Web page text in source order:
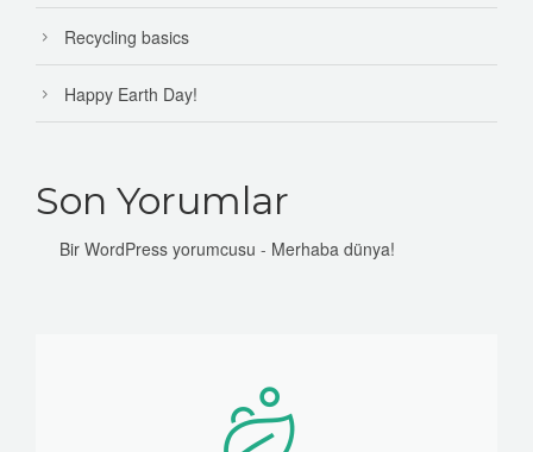
Recycling basics
Happy Earth Day!
Son Yorumlar
Bir WordPress yorumcusu - Merhaba dünya!